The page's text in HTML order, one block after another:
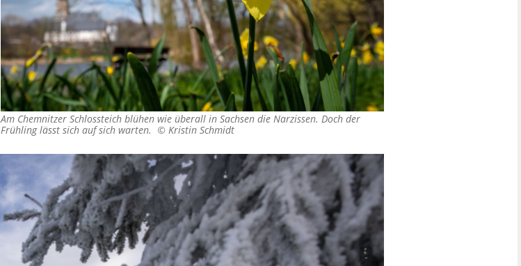
Am Chemnitzer Schlossteich blühen wie überall in Sachsen die Narzissen. Doch der
Frühling lässt sich auf sich warten. © Kristin Schmidt